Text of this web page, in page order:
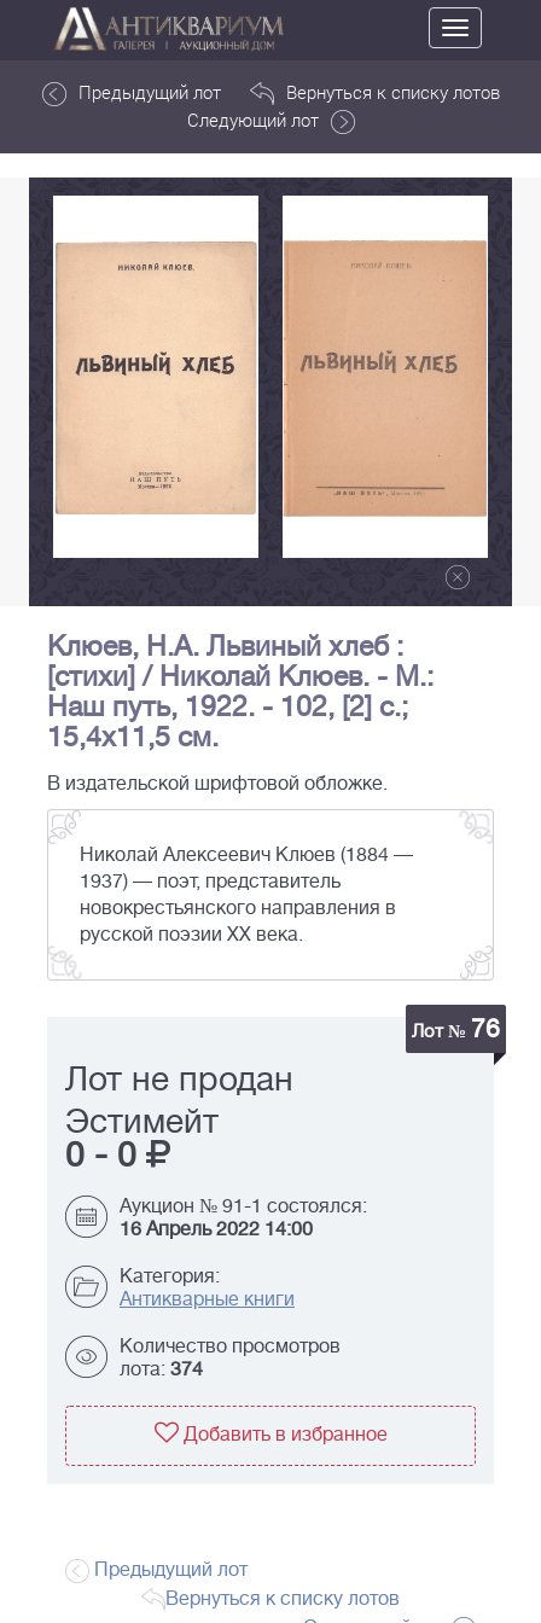
Toggle
navigation
Предыдущий лот
Вернуться к списку лотов
Следующий лот
Клюев, Н.А. Львиный хлеб :
[стихи] / Николай Клюев. - М.:
Наш путь, 1922. - 102, [2] с.;
15,4х11,5 см.
В издательской шрифтовой обложке.
Николай Алексеевич Клюев (1884 —
1937) — поэт, представитель
новокрестьянского направления в
русской поэзии XX века.
Лот № 76
Лот не продан
Эстимейт
0 - 0
Аукцион № 91-1 состоялся:
16 Апрель 2022 14:00
Категория:
Антикварные книги
Количество просмотров
лота: 374
Добавить в избранное
Предыдущий лот
Вернуться к списку лотов